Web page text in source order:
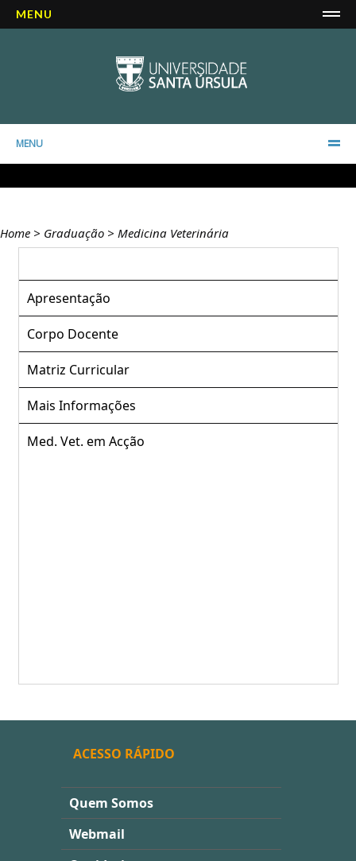
MENU
MENU
Home > Graduação > Medicina Veterinária
Apresentação
Corpo Docente
Matriz Curricular
Mais Informações
Med. Vet. em Acção
ACESSO RÁPIDO
Quem Somos
Webmail